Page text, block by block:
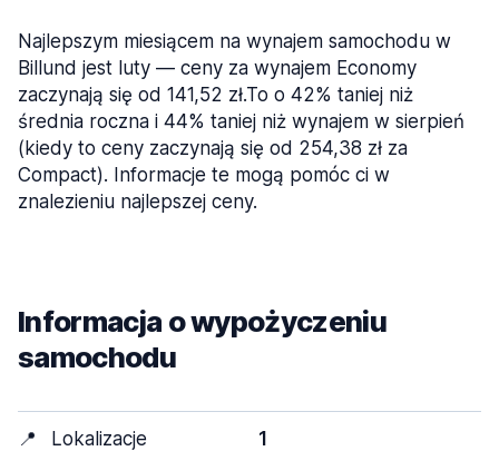
Najlepszym miesiącem na wynajem samochodu w
Billund jest luty — ceny za wynajem Economy
zaczynają się od 141,52 zł.To o 42% taniej niż
średnia roczna i 44% taniej niż wynajem w sierpień
(kiedy to ceny zaczynają się od 254,38 zł za
Compact). Informacje te mogą pomóc ci w
znalezieniu najlepszej ceny.
Informacja o wypożyczeniu
samochodu
📍
Lokalizacje
1